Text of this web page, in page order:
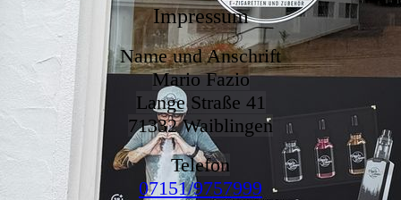
Impressum
Name und Anschrift
Mario Fazio
Lange Straße 41
71332 Waiblingen
Telefon
07151/9757999